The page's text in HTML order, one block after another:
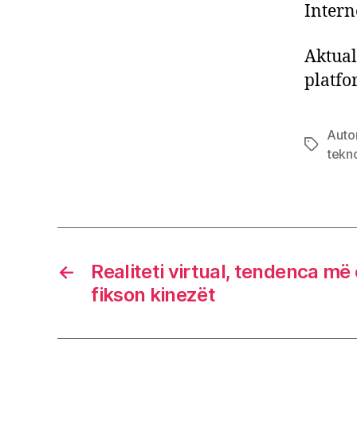
Tags
←
Realiteti virtual, tendenca më
fikson kinezët